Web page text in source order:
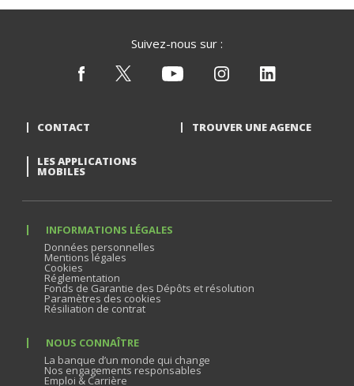
Suivez-nous sur :
CONTACT TROUVER UNE AGENCE
LES APPLICATIONS
MOBILES
INFORMATIONS LÉGALES
Données personnelles
Mentions légales
Cookies
Réglementation
Fonds de Garantie des Dépôts et résolution
Paramètres des cookies
Résiliation de contrat
NOUS CONNAÎTRE
La banque d’un monde qui change
Nos engagements responsables
Emploi & Carrière